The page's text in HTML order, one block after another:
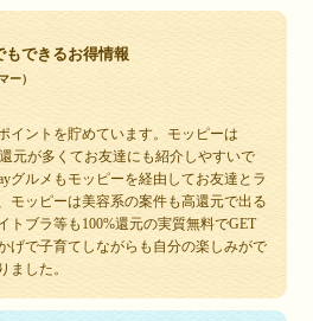
もできるお得情報
ー）
イントを貯めています。モッピーは
元が多くてお友達にも紹介しやすいで
グルメもモッピーを経由してお友達とラ
モッピーは美容系の案件も高還元で出る
トブラ等も100%還元の実質無料でGET
げで子育てしながらも自分の楽しみがで
ました。